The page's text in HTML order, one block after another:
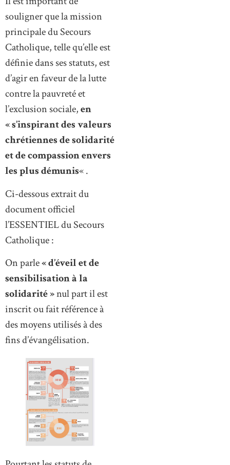
souligner que la mission
principale du Secours
Catholique, telle qu’elle est
définie dans ses statuts, est
d’agir en faveur de la lutte
contre la pauvreté et
l’exclusion sociale,en
« s’inspirant des valeurs
chrétiennes de solidarité
et de compassion envers
les plus démunis« .
Ci-dessous extrait du
document officiel
l’ESSENTIEL du Secours
Catholique :
On parle« d’éveil et de
sensibilisation à la
solidarité »nul part il est
inscrit ou fait référence à
des moyens utilisés à des
fins d’évangélisation.